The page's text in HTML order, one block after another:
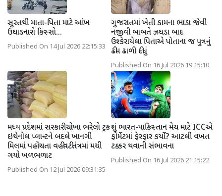
સુરતથી માતા-પિતા માટે આંખ
ઉઘાડનારો કિસ્સો...
Published On 14 Jul 2026 22:15:33
ગુજરાતમાં ખેતી કામના ભાડા જેવી
નજીવી બાબતે ઝઘડા બાદ
ઉશ્કેરાયેલા પિતાએ પોતાના જ પુત્રનું
ઢીમ ઢાળી દીધું
Published On 16 Jul 2026 19:15:10
મધ્ય પ્રદેશમાં સરકારી ચોખા ભરેલો ટ્રક
ઇથેનોલ પ્લાન્ટને બદલે ખાનગી
મિલમાં પહોંચતા વહીવટીતંત્રમાં મચી
ગયો ખળભળાટ
Published On 12 Jul 2026 09:31:35
શું ભારત-પાકિસ્તાન મેચ માટે ICCએ
ફોર્મેટમાં ફેરફાર કર્યો? આટલી વખત
ટક્કર થવાની સંભાવના
Published On 16 Jul 2026 21:15:22